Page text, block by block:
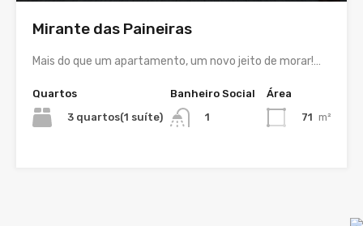
Mirante das Paineiras
Mais do que um apartamento, um novo jeito de morar!…
Quartos
3 quartos(1 suíte)
Banheiro Social
1
Área
71 m²